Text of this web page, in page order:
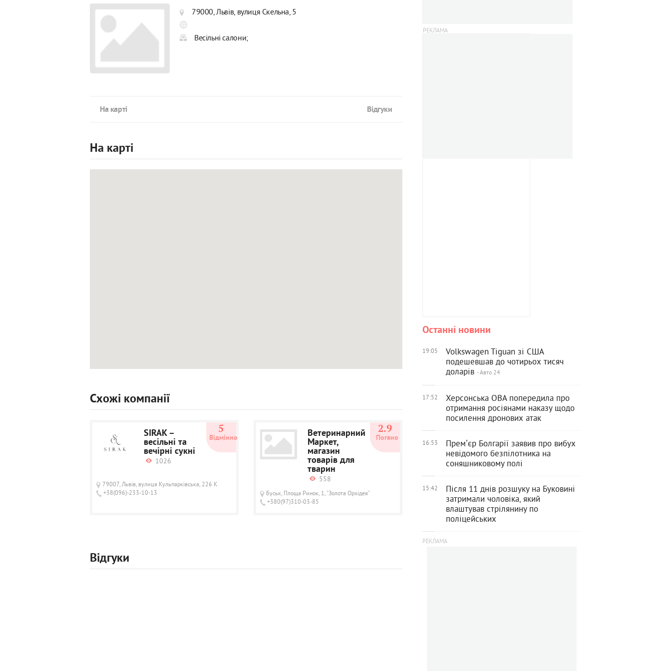
79000, Львів, вулиця Скельна, 5
Весільні салони;
На карті Відгуки
На карті
Схожі компанії
SIRAK –
весільні та
вечірні сукні
1026
79007, Львів, вулиця Кульпарківська, 226 К
+38(096)-233-10-13
5
Відмінно Ветеринарний
Маркет,
магазин
товарів для
тварин
558
Буськ, Площа Ринок, 1, "Золота Орхідея"
+380(97)310-03-85
2.9
Погано
Відгуки
Останні новини
19:05
Volkswagen Tiguan зі США
подешевшав до чотирьох тисяч
доларів- Авто 24
17:52
Херсонська ОВА попередила про
отримання росіянами наказу щодо
посилення дронових атак
16:53
Премʼєр Болгарії заявив про вибух
невідомого безпілотника на
соняшниковому полі
15:42
Після 11 днів розшуку на Буковині
затримали чоловіка, який
влаштував стрілянину по
поліцейських